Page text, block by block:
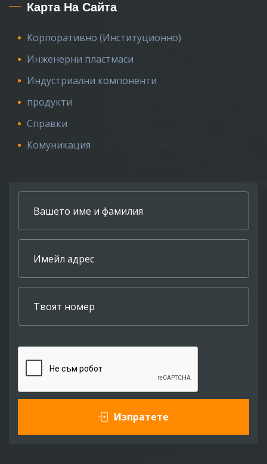
Карта На Сайта
Корпоративно (Институционно)
Инженерни пластмаси
Индустриални компоненти
продукти
Справки
Комуникация
Изпратете